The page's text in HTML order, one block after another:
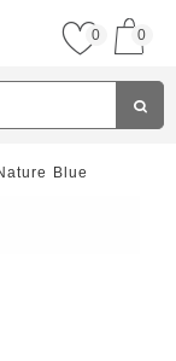
0 0
Blue